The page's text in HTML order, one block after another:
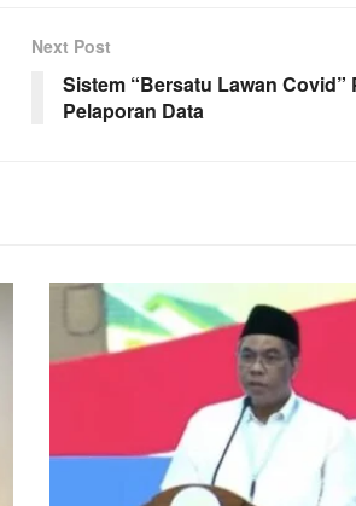
Next Post
Sistem “Bersatu Lawan Covid”
Pelaporan Data